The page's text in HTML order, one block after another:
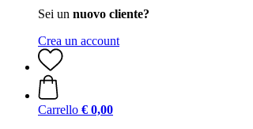
Sei un nuovo cliente?
Crea un account
Carrello € 0,00